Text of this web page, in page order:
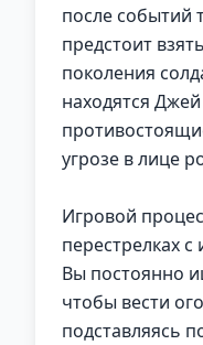
после событий
предстоит
поколения
находятся
угрозе в лице
Игровой
перестрелках
Вы постоянно
чтобы вести
подставляясь